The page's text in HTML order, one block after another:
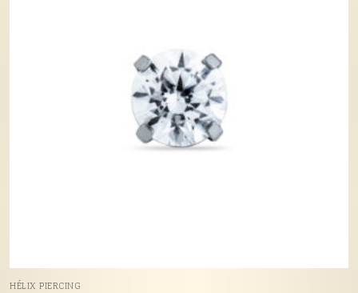
HÉLIX PIERCING